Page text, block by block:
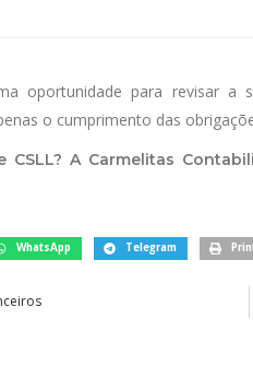
oportunidade para revisar a
o cumprimento das
CSLL? A Carmelitas
WhatsApp Telegram